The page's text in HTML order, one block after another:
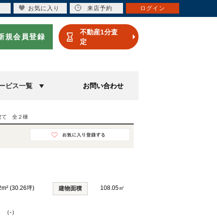
規会員登録
不動産1分査
定
ビス一覧 お問い合わせ
て 全２棟
(30.26坪) 建物面積 108.05㎡
-）
お気に入り 来店予約 ログイン